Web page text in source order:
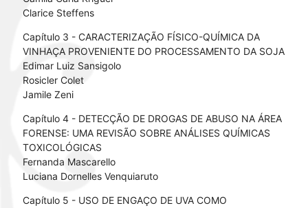
Clarice Steffens
Capítulo 3 - CARACTERIZAÇÃO FÍSICO-QUÍMICA DA
VINHAÇA PROVENIENTE DO PROCESSAMENTO DA SOJA
Edimar Luiz Sansigolo
Rosicler Colet
Jamile Zeni
Capítulo 4 - DETECÇÃO DE DROGAS DE ABUSO NA ÁREA
FORENSE: UMA REVISÃO SOBRE ANÁLISES QUÍMICAS
TOXICOLÓGICAS
Fernanda Mascarello
Luciana Dornelles Venquiaruto
Capítulo 5 - USO DE ENGAÇO DE UVA COMO